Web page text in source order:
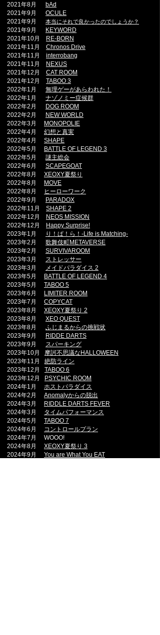
2021年8月 bAd
2021年9月 OCULE
2021年9月 本当にそれで良かったのでしょうか？
2021年9月
KEYWORD
2021年10月
RE-BORN
2021年11 月 Chronos Drive
2021年11 月 interrobang
2021年11 月
NEXUS
2021年12 月 CAT ROOM
2021年12 月 TABOO 3
2022年1 月 無理ゲーがあらわれた！
2022年1 月 ナゾノミー症候群
2022年2 月
DOG ROOM
2022年2 月
NEW WORLD
2022年3月
MONOPOLIE
2022年4月 幻想と真実
2022年4月 SHAPE
2022年5月
BATTLE OF LEGEND 3
2022年5月 謎主総会
2022年6月 SCAPEGOAT
2022年8月 XEOXY夏祭り
2022年8月
MOVE
2022年8月
ヒーローワーク
2022年9月
PARADOX
2022年11月 SHAPE 2
2022年12月
NEOS MISSION​
2022年12月
Happy Surprise!​
2023年1月
り！ぱ！ら！-Life is Matching-
2023年2月 歌舞伎町METAVERSE
2023年2月 SURVIVAROOM
2023年3月 ストレッサー
2023年3月
メイドパラダイス 2
2023年5月
BATTLE OF LEGEND 4
2023年5月 TABOO 5​
2023年6月
LIMITER ROOM
2023年7月 COPYCAT
2023年8月 XEOXY夏祭り 2
2023年8月 XEO QUEST
2023年8月 ふじまるからの挑戦状
2023年9月
RIDDE DARTS
2023年9月
スパーキング
2023年10月 摩訶不思議なHALLOWEEN
2023年11月 絶防ライン
2023年12月 TABOO 6
2023年12月
PSYCHIC ROOM
2024年1月 ホストパラダイス
2024年2月 Anomalyからの脱出
2024年3月
RIDDLE DARTS FEVER
2024年3月 タイムパフォーマンス
2024年5月 TABOO 7
2024年6月 コントロールプラン
2024年7月 WOOO!
2024年8月 XEOXY夏祭り 3
2024年9月 You are What You EAT